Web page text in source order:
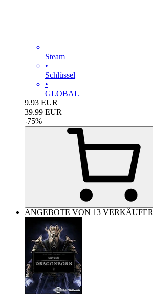
Steam
•
Schlüssel
•
GLOBAL
9.93 EUR
39.99 EUR
-75%
ANGEBOTE VON 13 VERKÄUFER